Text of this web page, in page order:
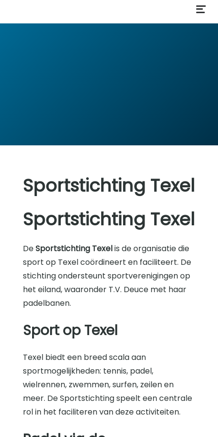
Sportstichting Texel
Sportstichting Texel
DeSportstichting Texelis de organisatie die
sport op Texel coördineert en faciliteert. De
stichting ondersteunt sportverenigingen op
het eiland, waaronder T.V. Deuce met haar
padelbanen.
Sport op Texel
Texel biedt een breed scala aan
sportmogelijkheden: tennis, padel,
wielrennen, zwemmen, surfen, zeilen en
meer. De Sportstichting speelt een centrale
rol in het faciliteren van deze activiteiten.